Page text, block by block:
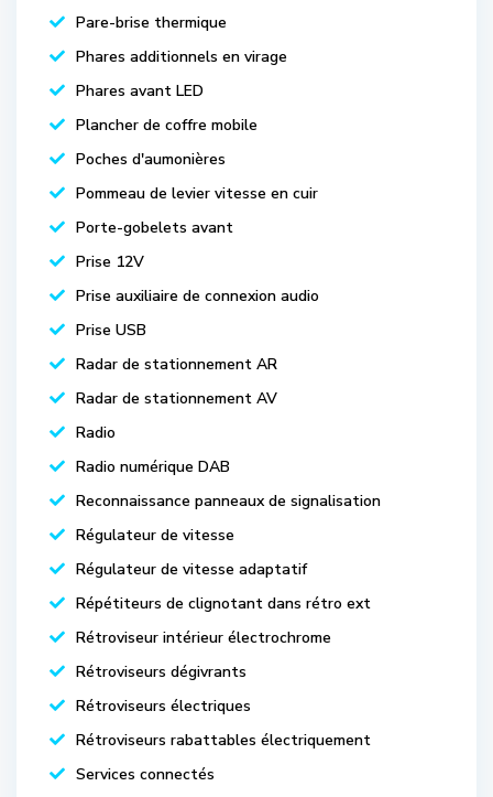
Pare-brise thermique
Phares additionnels en virage
Phares avant LED
Plancher de coffre mobile
Poches d'aumonières
Pommeau de levier vitesse en cuir
Porte-gobelets avant
Prise 12V
Prise auxiliaire de connexion audio
Prise USB
Radar de stationnement AR
Radar de stationnement AV
Radio
Radio numérique DAB
Reconnaissance panneaux de signalisation
Régulateur de vitesse
Régulateur de vitesse adaptatif
Répétiteurs de clignotant dans rétro ext
Rétroviseur intérieur électrochrome
Rétroviseurs dégivrants
Rétroviseurs électriques
Rétroviseurs rabattables électriquement
Services connectés